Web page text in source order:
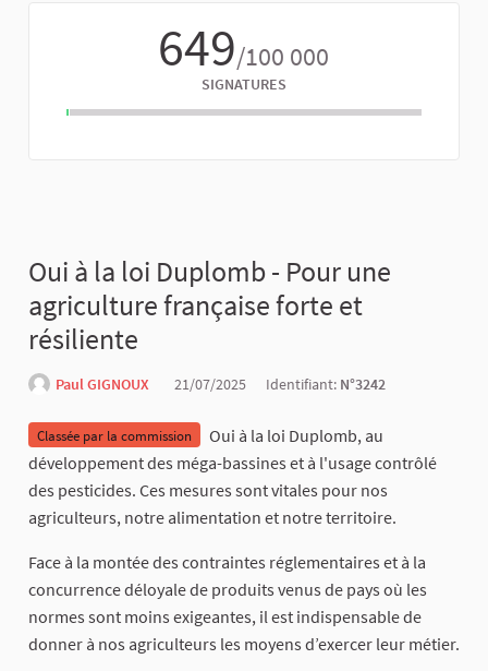
649/100 000
SIGNATURES
Oui à la loi Duplomb - Pour une
agriculture française forte et
résiliente
Paul GIGNOUX 21/07/2025 Identifiant: N°3242
Classée par la commission
Oui à la loi Duplomb, au
développement des méga-bassines et à l'usage contrôlé
des pesticides. Ces mesures sont vitales pour nos
agriculteurs, notre alimentation et notre territoire.
Face à la montée des contraintes réglementaires et à la
concurrence déloyale de produits venus de pays où les
normes sont moins exigeantes, il est indispensable de
donner à nos agriculteurs les moyens d’exercer leur métier.